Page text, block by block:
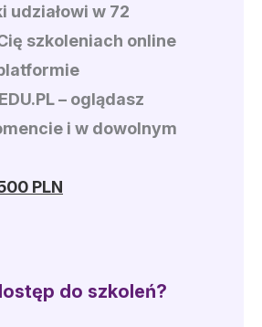
udziałowi w 72
szkoleniach online
– oglądasz
i w dowolnym
PLN
do szkoleń?